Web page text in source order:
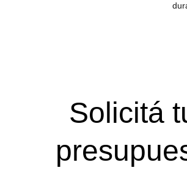
Solicitá